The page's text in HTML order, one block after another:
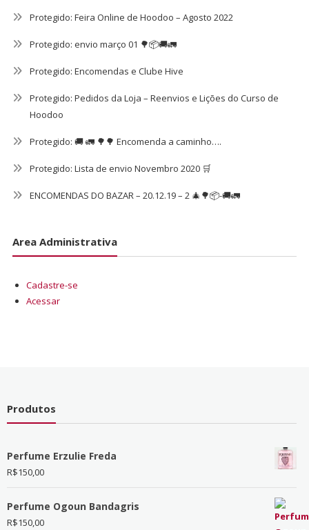
Protegido: Feira Online de Hoodoo – Agosto 2022
Protegido: envio março 01 🌳📦🚚🚛
Protegido: Encomendas e Clube Hive
Protegido: Pedidos da Loja – Reenvios e Lições do Curso de
Hoodoo
Protegido: 🚚 🚛 🌳🌳 Encomenda a caminho….
Protegido: Lista de envio Novembro 2020 🛒
ENCOMENDAS DO BAZAR – 20.12.19 – 2 🎄🌳📦-🚚🚛
Area Administrativa
Cadastre-se
Acessar
Produtos
Perfume Erzulie Freda
R$150,00
Perfume Ogoun Bandagris
R$150,00